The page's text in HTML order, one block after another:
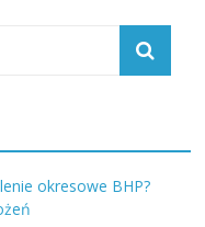
okresowe BHP?